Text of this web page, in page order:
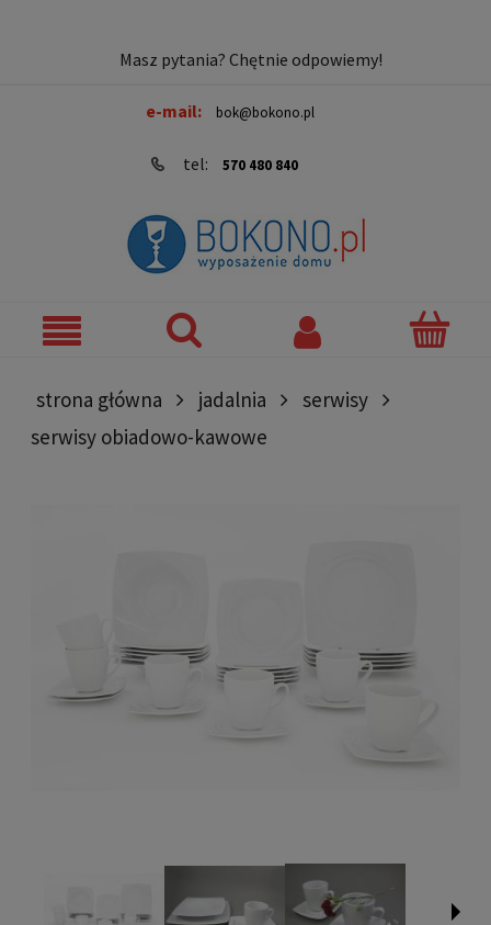
Masz pytania? Chętnie odpowiemy!
e-mail: bok@bokono.pl
tel: 570 480 840
strona główna jadalnia
serwisy
serwisy obiadowo-kawowe